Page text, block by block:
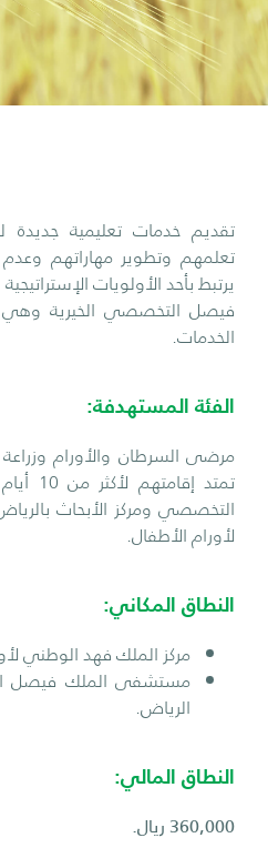
تقديم خدمات تعليمية جديدة
تعلمهم وتطوير مهاراتهم
يرتبط بأحد الأولويات
فيصل التخصصي الخيرية
الخدمات.
الفئة المستهدفة:
مرضى السرطان والأورام
تمتد
التخصصي ومركز الأبحاث
لأورام الأطفال.
النطاق المكاني:
مركز الملك فهد الوطني
مستشفى الملك فيصل
الرياض.
النطاق المالي:
360,000 ريال.